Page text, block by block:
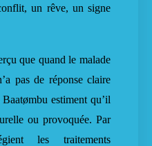
un rêve, un signe
que quand le malade
pas de réponse claire
estiment qu’il
ou provoquée. Par
les traitements